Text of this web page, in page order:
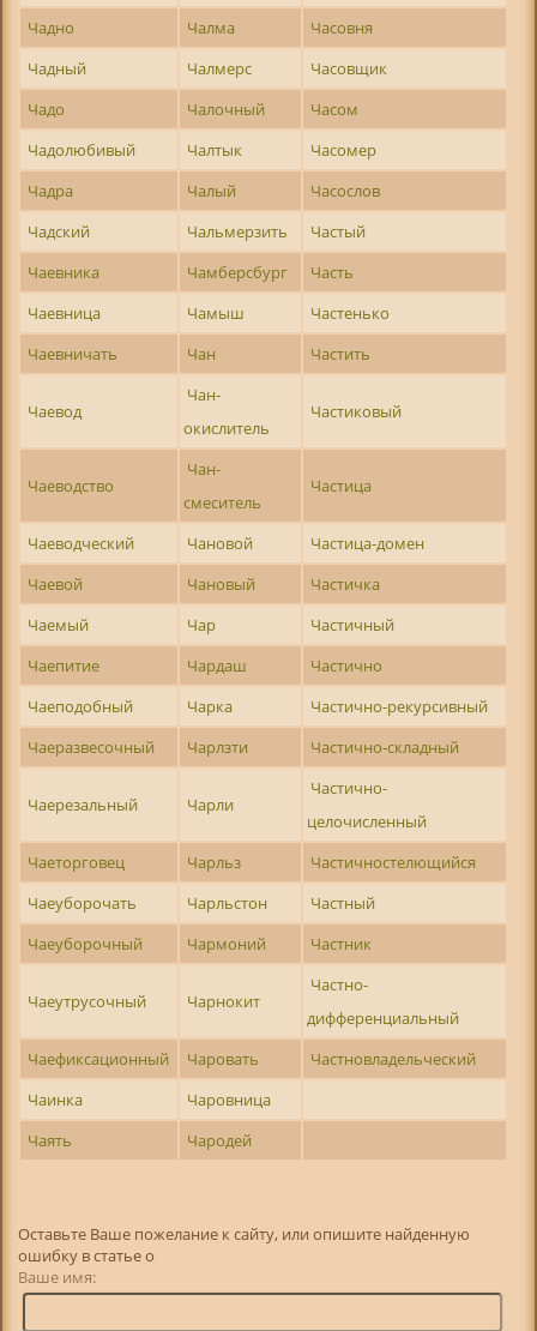
Чадно
Чалма
Часовня
Чадный
Чалмерс
Часовщик
Чадо
Чалочный
Часом
Чадолюбивый
Чалтык
Часомер
Чадра
Чалый
Часослов
Чадский
Чальмерзить
Частый
Чаевника
Чамберсбург
Часть
Чаевница
Чамыш
Частенько
Чаевничать
Чан Частить
Чаевод
Чан-
окислитель
Частиковый
Чаеводство
Чан-
смеситель
Частица
Чаеводческий Чановой
Частица-домен
Чаевой
Чановый
Частичка
Чаемый
Чар
Частичный
Чаепитие
Чардаш
Частично
Чаеподобный
Чарка
Частично-рекурсивный
Чаеразвесочный
Чарлзти Частично-складный
Чаерезальный Чарли
Частично-
целочисленный
Чаеторговец
Чарльз
Частичностелющийся
Чаеуборочать
Чарльстон
Частный
Чаеуборочный
Чармоний Частник
Чаеутрусочный Чарнокит
Частно-
дифференциальный
Чаефиксационный
Чаровать
Частновладельческий
Чаинка
Чаровница
Чаять
Чародей
Оставьте Ваше пожелание к сайту, или опишите найденную
ошибку в статье о
Ваше имя: